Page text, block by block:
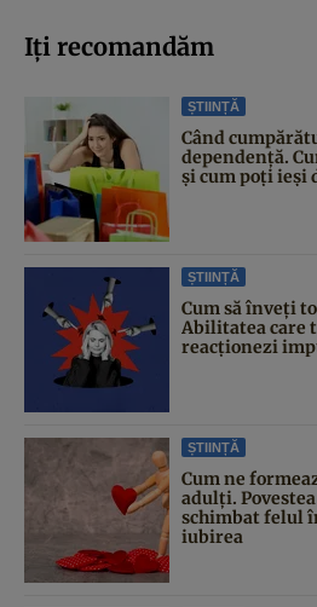
Iți recomandăm
ȘTIINȚĂ
Când
dependență.
și cum poți ieși
ȘTIINȚĂ
Cum să înveți
Abilitatea care
reacționezi
ȘTIINȚĂ
Cum ne
adulți.
schimbat felul
iubirea